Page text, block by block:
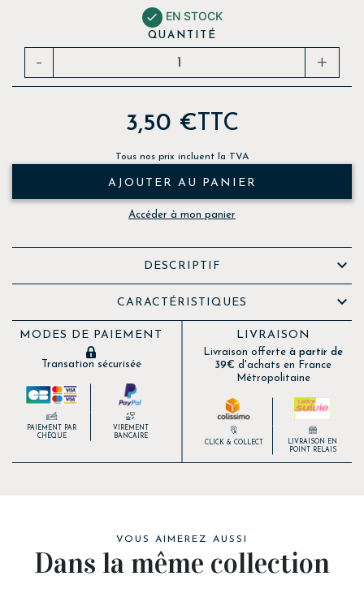
 EN STOCK
QUANTITÉ
- +
3,50 € TTC
Tous nos prix incluent la TVA
AJOUTER AU PANIER
Accéder à mon panier
DESCRIPTIF 
CARACTÉRISTIQUES 
MODES DE PAIEMENT
Transation sécurisée
PAIEMENT PAR
CHÈQUE
VIREMENT
BANCAIRE
LIVRAISON
Livraison offerte à partir de
39€ d'achats en France
Métropolitaine
CLICK & COLLECT
LIVRAISON EN
POINT RELAIS
VOUS AIMEREZ AUSSI
Dans la même collection